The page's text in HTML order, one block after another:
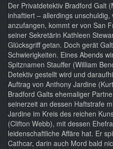
Der Privatdetektiv Bradford Galt
inhaftiert – allerdings
anzufangen, kommt er von San
seiner Sekretärin Kathleen
Glücksgriff getan. Doch gerät
Schwierigkeiten. Eines Abends
Spitznamen Stauffer (William
Detektiv gestellt wird und
Auftrag von Anthony Jardine
Bradford Galts ehemaliger
seinerzeit an dessen Haftstrafe
Jardine im Kreis des reichen
(Clifton Webb), mit dessen
leidenschaftliche Affäre hat. Er
Cathcar, darin auch Mord bald